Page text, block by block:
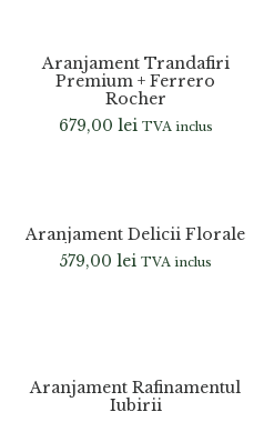
Aranjament Trandafiri
Premium + Ferrero
Rocher
679,00 lei TVA inclus
Aranjament Delicii Florale
579,00lei TVA inclus
Aranjament Rafinamentul
Iubirii